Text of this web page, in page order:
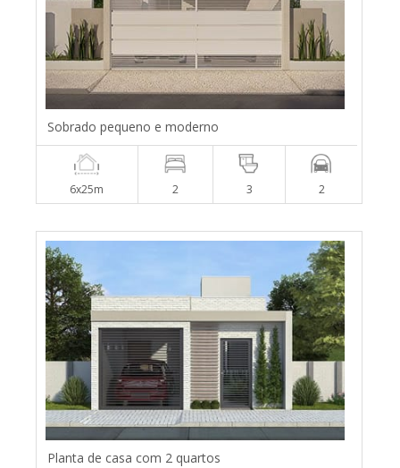
Sobrado pequeno e moderno
6x25m 2 3 2
Planta de casa com 2 quartos